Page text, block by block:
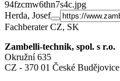
Herda, Josef
Fachberater CZ, SK
Zambelli-technik, spol. s r.o.
Okružní 635
CZ - 370 01 České Budějovice